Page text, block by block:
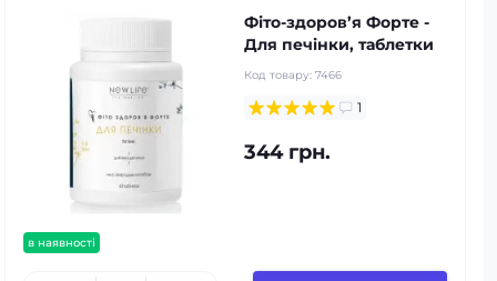
в наявності
Фіто-здоров’я Форте -
Для печінки, таблетки
Код товару: 7466
1
344 грн.